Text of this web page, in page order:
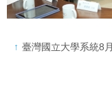
臺灣國立大學系統8